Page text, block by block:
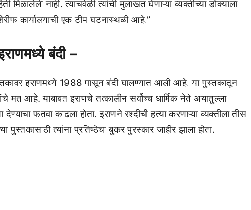
मिळालेली नाही. त्याचवेळी त्यांची मुलाखत घेणाऱ्या व्यक्तीच्या डोक्याला
कार्यालयाची एक टीम घटनास्थळी आहे.”
बंदी –
इराणमध्ये 1988 पासून बंदी घालण्यात आली आहे. या पुस्तकातून
मत आहे. याबाबत इराणचे तत्कालीन सर्वोच्च धार्मिक नेते अयातुल्ला
देण्याचा फतवा काढला होता. इराणने रश्दीची हत्या करणाऱ्या व्यक्तीला तीस
त्यांना प्रतिष्ठेचा बुकर पुरस्कार जाहीर झाला होता.